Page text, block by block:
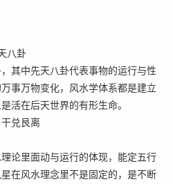
八卦
其中先天八卦代表事物的运行与性
事万物变化，风水学体系都是建立
活在后天世界的有形生命。
兑艮离
论里面动与运行的体现，能定五行
在风水理念里不是固定的，是不断